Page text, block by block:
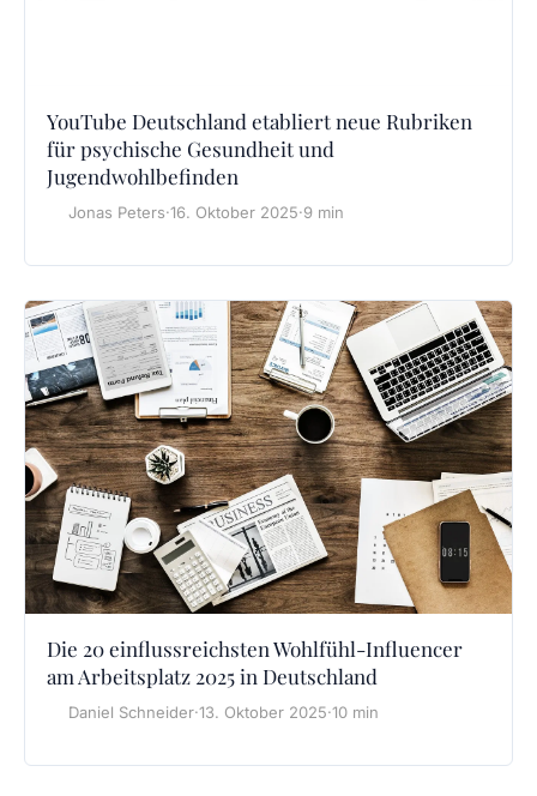
YouTube Deutschland etabliert neue Rubriken
für psychische Gesundheit und
Jugendwohlbefinden
Jonas Peters·16. Oktober 2025·9 min
Die 20 einflussreichsten Wohlfühl-Influencer
am Arbeitsplatz 2025 in Deutschland
Daniel Schneider·13. Oktober 2025·10 min